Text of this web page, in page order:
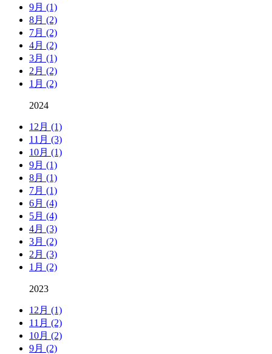
9月 (1)
8月 (2)
7月 (2)
4月 (2)
3月 (1)
2月 (2)
1月 (2)
2024
12月 (1)
11月 (3)
10月 (1)
9月 (1)
8月 (1)
7月 (1)
6月 (4)
5月 (4)
4月 (3)
3月 (2)
2月 (3)
1月 (2)
2023
12月 (1)
11月 (2)
10月 (2)
9月 (2)